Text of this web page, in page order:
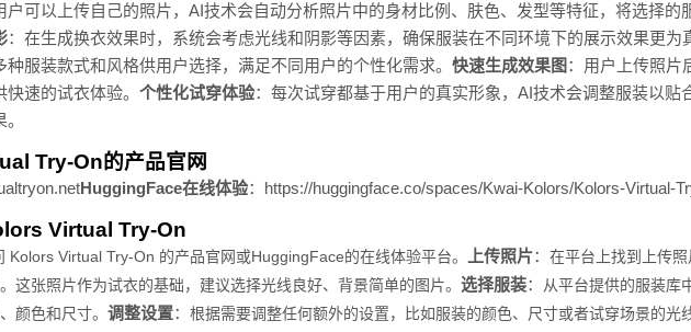
户可以上传自己的照片，AI技术会自动分析照片中的身材比例、肤色、发型等特征，将选择的服
：在生成换衣效果时，系统会考虑光线和阴影等因素，确保服装在不同环境下的展示效果更为
种服装款式和风格供用户选择，满足不同用户的个性化需求。 快速生成效果图 ：用户上传照片
速的试衣体验。 个性化试穿体验：每次试穿都基于用户的真实形象，AI技术会调整服装以贴
Try-On的产品官网
HuggingFace在线体验：https://huggingface.co/spaces/Kwai-Kolors/Kolors-Virtual-
Virtual Try-On
Kolors Virtual Try-On 的产品官网或HuggingFace的在线体验平台。 上传照片： 在平台上找到上传
这张照片作为试衣的基础，建议选择光线良好、背景简单的图片。 选择服装：
从平台提供的服装库
颜色和尺寸。 调整设置： 根据需要调整任何额外的设置，比如服装的颜色、尺寸或者试穿场景的光